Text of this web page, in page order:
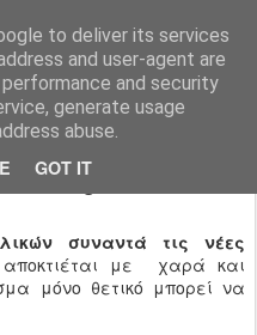
to deliver its services
and user-agent are
and security
generate usage
abuse.
GOT IT
Ιδιωτικό Δημοτικό Σχολείο "Ι.Μ.ΔΕΛΑΣΑΛ"
à l’agréable!»
συναντά τις νέες
με χαρά και
μόνο θετικό μπορεί να